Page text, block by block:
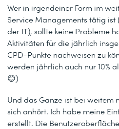
Wer in irgendeiner Form im
Service Managements tätig ist
der IT), sollte keine Probleme
Aktivitäten für die jährlich
CPD-Punkte nachweisen zu
werden jährlich auch nur 10%
😊)
Und das Ganze ist bei weitem
sich anhört. Ich habe meine
erstellt. Die